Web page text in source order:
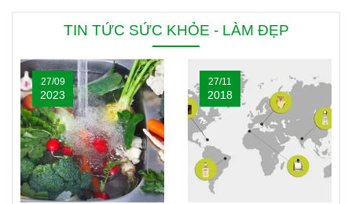
TIN TỨC SỨC KHỎE - LÀM ĐẸP
27/09
2023
27/11
2018